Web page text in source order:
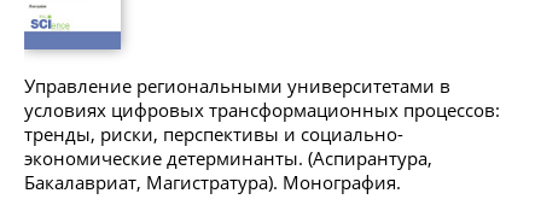
Управление региональными университетами в
условиях цифровых трансформационных процессов:
тренды, риски, перспективы и социально-
экономические детерминанты. (Аспирантура,
Бакалавриат, Магистратура). Монография.